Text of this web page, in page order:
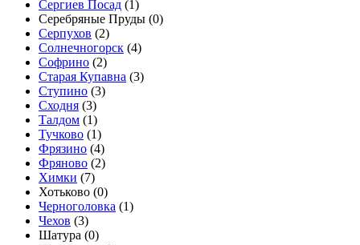
Сергиев Посад (1)
Серебряные Пруды (0)
Серпухов (2)
Солнечногорск (4)
Софрино (2)
Старая Купавна (3)
Ступино (3)
Сходня (3)
Талдом (1)
Тучково (1)
Фрязино (4)
Фряново (2)
Химки (7)
Хотьково (0)
Черноголовка (1)
Чехов (3)
Шатура (0)